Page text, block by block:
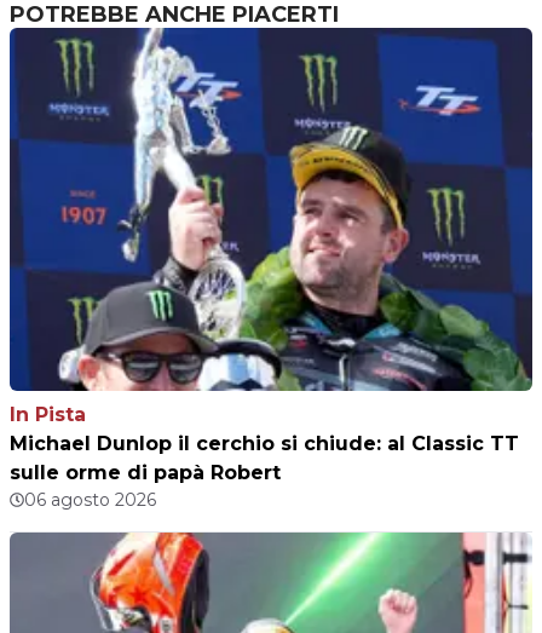
POTREBBE ANCHE PIACERTI
In Pista
Michael Dunlop il cerchio si chiude: al Classic TT
sulle orme di papà Robert
06 agosto 2026